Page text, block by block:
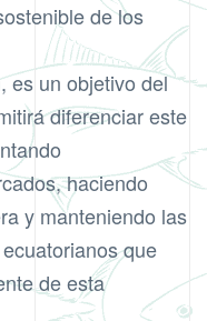
de los
es un objetivo del
diferenciar este
haciendo
y manteniendo las
que
de esta